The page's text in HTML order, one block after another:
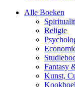
Alle Boeken
Religie
Fantasy
Kunst,